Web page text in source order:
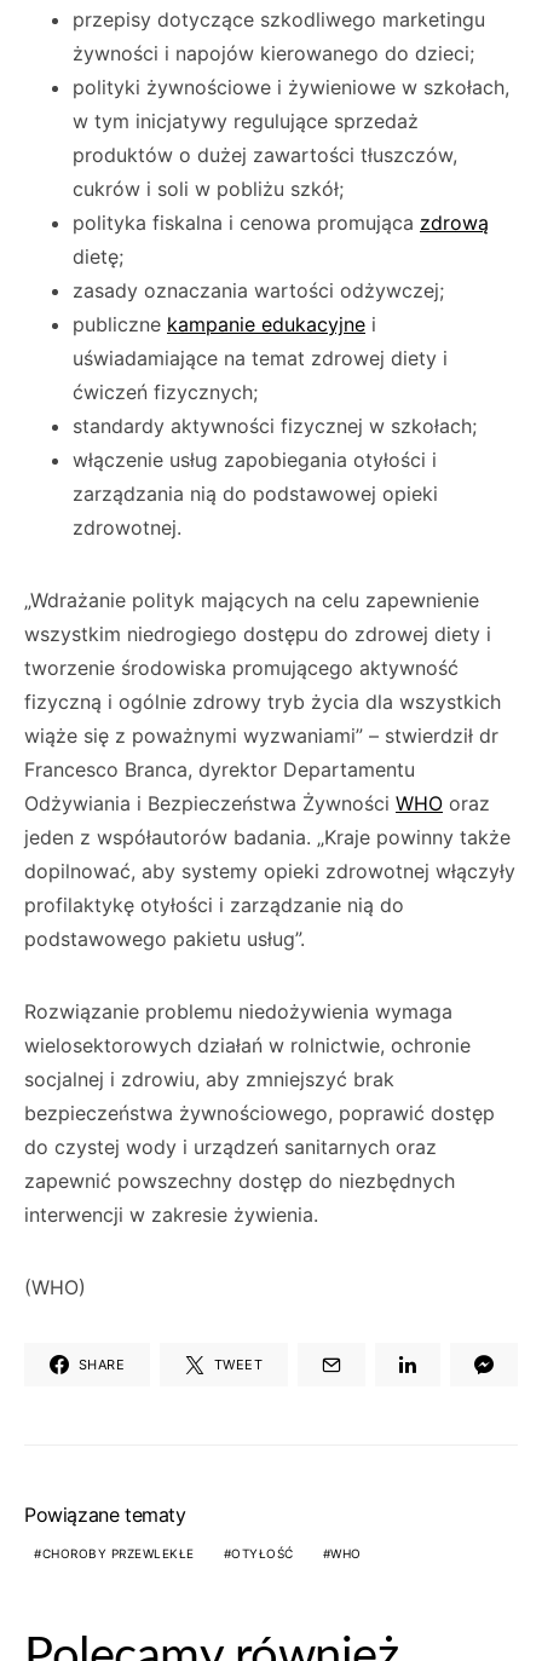
przepisy dotyczące szkodliwego marketingu
żywności i napojów kierowanego do dzieci;
polityki żywnościowe i żywieniowe w szkołach,
w tym inicjatywy regulujące sprzedaż
produktów o dużej zawartości tłuszczów,
cukrów i soli w pobliżu szkół;
polityka fiskalna i cenowa promująca zdrową
dietę;
zasady oznaczania wartości odżywczej;
publiczne kampanie edukacyjne i
uświadamiające na temat zdrowej diety i
ćwiczeń fizycznych;
standardy aktywności fizycznej w szkołach;
włączenie usług zapobiegania otyłości i
zarządzania nią do podstawowej opieki
zdrowotnej.
„Wdrażanie polityk mających na celu zapewnienie
wszystkim niedrogiego dostępu do zdrowej diety i
tworzenie środowiska promującego aktywność
fizyczną i ogólnie zdrowy tryb życia dla wszystkich
wiąże się z poważnymi wyzwaniami” – stwierdził dr
Francesco Branca, dyrektor Departamentu
Odżywiania i Bezpieczeństwa Żywności WHO oraz
jeden z współautorów badania. „Kraje powinny także
dopilnować, aby systemy opieki zdrowotnej włączyły
profilaktykę otyłości i zarządzanie nią do
podstawowego pakietu usług”.
Rozwiązanie problemu niedożywienia wymaga
wielosektorowych działań w rolnictwie, ochronie
socjalnej i zdrowiu, aby zmniejszyć brak
bezpieczeństwa żywnościowego, poprawić dostęp
do czystej wody i urządzeń sanitarnych oraz
zapewnić powszechny dostęp do niezbędnych
interwencji w zakresie żywienia.
(WHO)
SHARE TWEET
Powiązane tematy
CHOROBY PRZEWLEKŁE OTYŁOŚĆ WHO